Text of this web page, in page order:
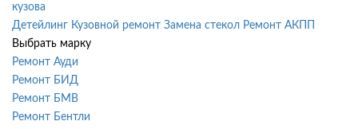
кузова
Детейлинг Кузовной ремонт Замена стекол Ремонт АКПП
Выбрать марку
Ремонт Ауди
Ремонт БИД
Ремонт БМВ
Ремонт Бентли